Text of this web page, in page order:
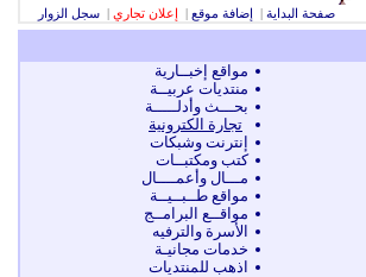
صفحة البداية | إضافة موقع | إعلان تجاري | سجل الزوار
مواقع إخبــارية
منتديات عربيــة
بحـــث وأدلـــــة
تجارة الكترونية
إنترنت وشبكات
كتب ومكتبــات
مـــال وأعمــــال
مواقع طــبــيــة
مواقــع البرامــج
الأسرة والترفيه
خدمات مجانيـة
اذهب للمنتديات